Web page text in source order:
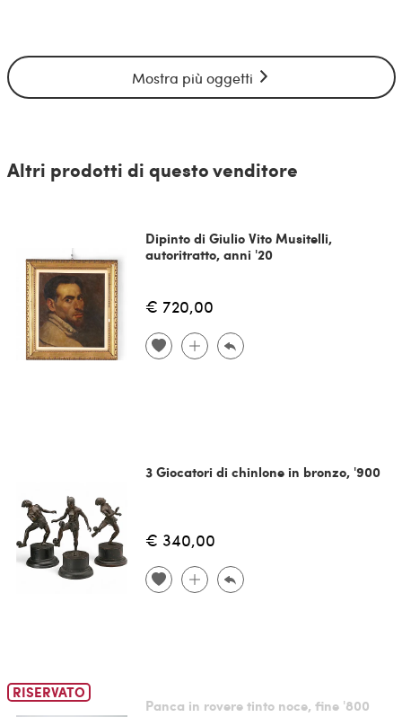
Mostra più oggetti
Altri prodotti di questo venditore
Dipinto di Giulio Vito Musitelli,
autoritratto, anni '20
€ 720,00
3 Giocatori di chinlone in bronzo, '900
€ 340,00
RISERVATO
Panca in rovere tinto noce, fine '800